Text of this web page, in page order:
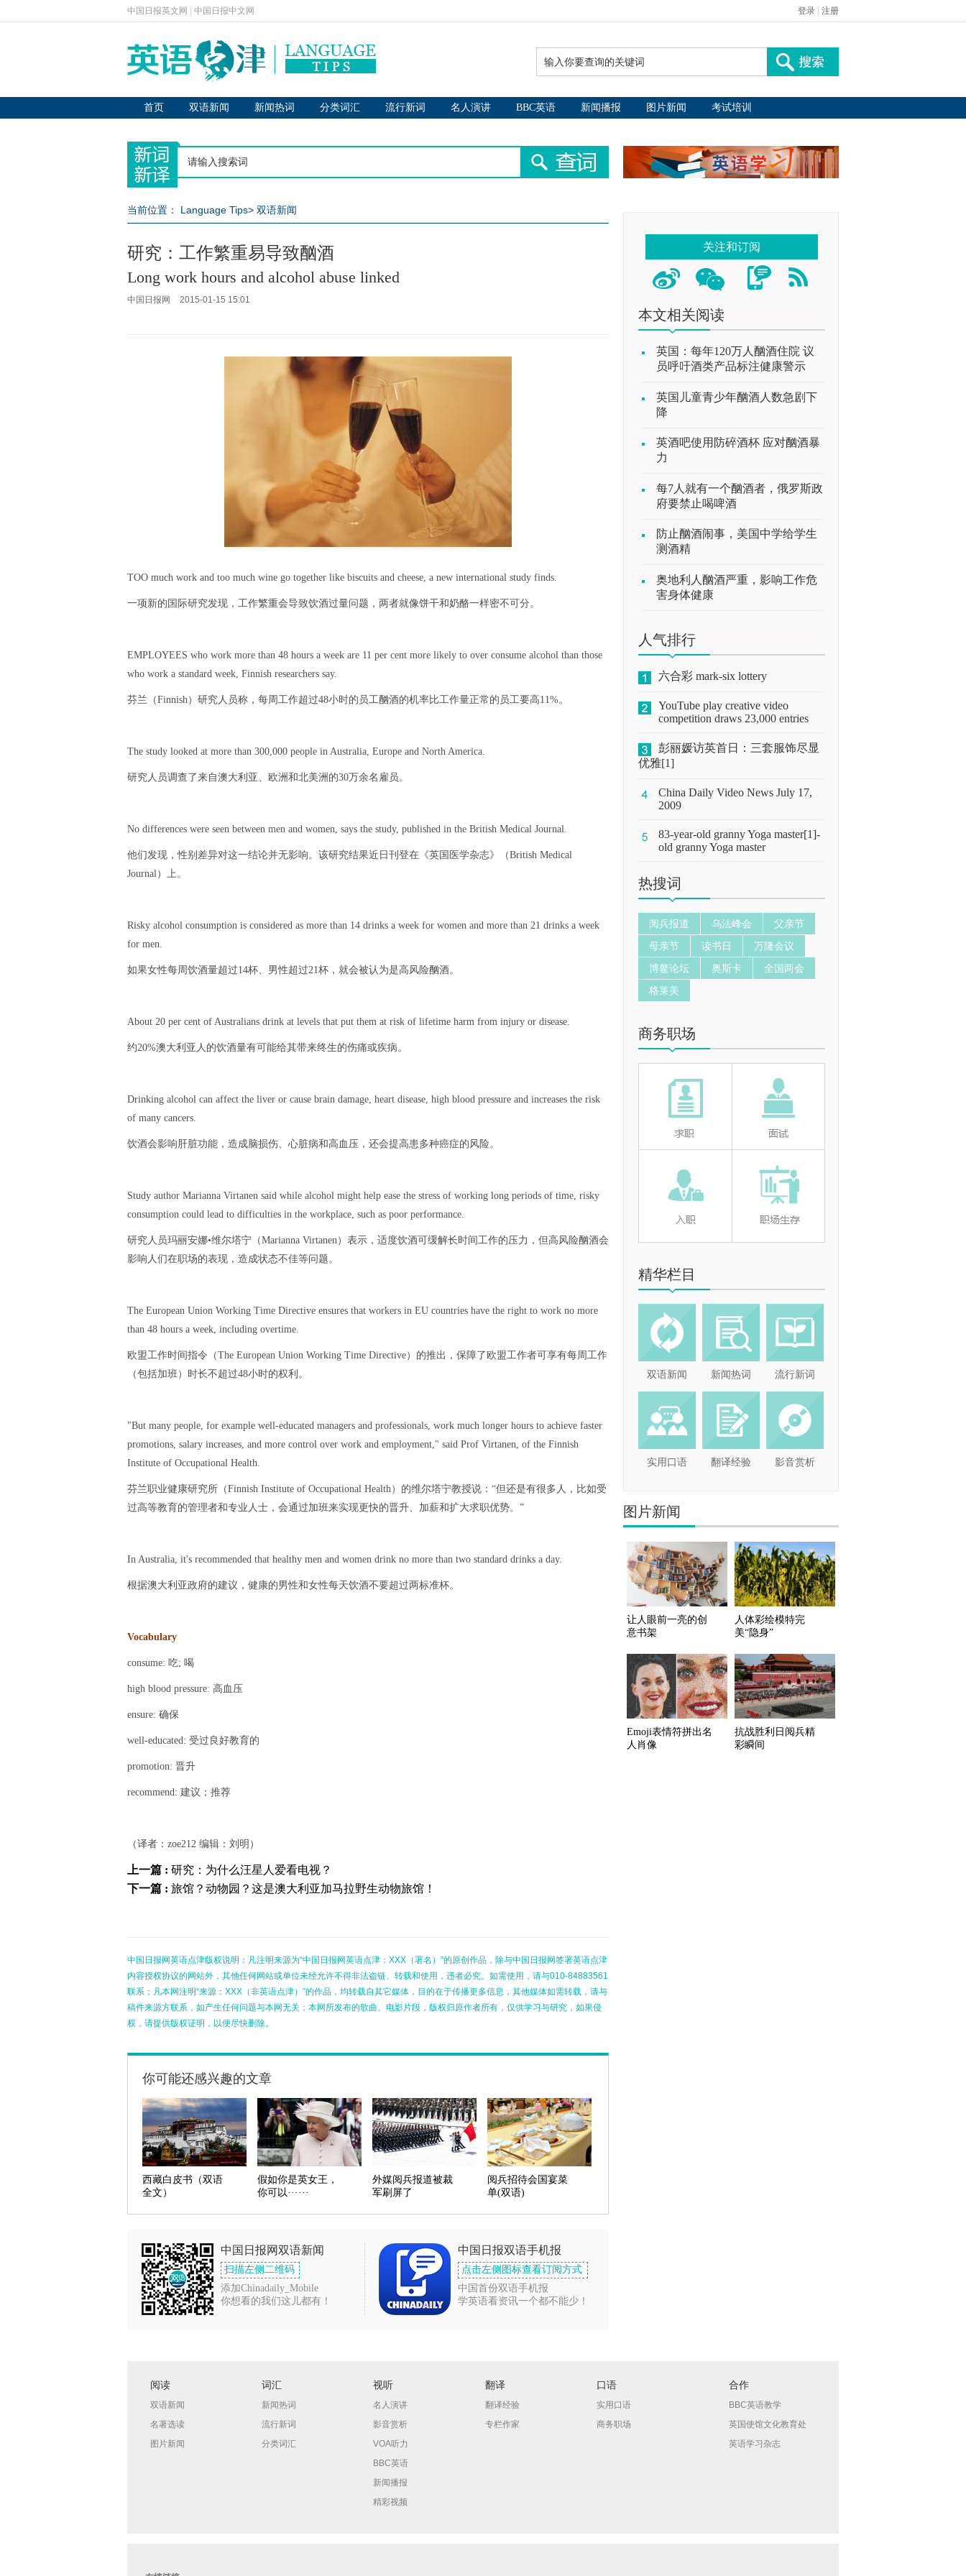
中国日报英文网 中国日报中文网 登录 注册
首页 双语新闻 新闻热词 分类词汇 流行新词 名人演讲 BBC英语 新闻播报 图片新闻 考试培训
当前位置： Language Tips> 双语新闻
研究：工作繁重易导致酗酒
Long work hours and alcohol abuse linked
中国日报网 2015-01-15 15:01
TOO much work and too much wine go together like biscuits and cheese, a new international study finds.
一项新的国际研究发现，工作繁重会导致饮酒过量问题，两者就像饼干和奶酪一样密不可分。
EMPLOYEES who work more than 48 hours a week are 11 per cent more likely to over consume alcohol than those
who work a standard week, Finnish researchers say.
芬兰（Finnish）研究人员称，每周工作超过48小时的员工酗酒的机率比工作量正常的员工要高11%。
The study looked at more than 300,000 people in Australia, Europe and North America.
研究人员调查了来自澳大利亚、欧洲和北美洲的30万余名雇员。
No differences were seen between men and women, says the study, published in the British Medical Journal.
他们发现，性别差异对这一结论并无影响。该研究结果近日刊登在《英国医学杂志》（British Medical
Journal）上。
Risky alcohol consumption is considered as more than 14 drinks a week for women and more than 21 drinks a week
for men.
如果女性每周饮酒量超过14杯、男性超过21杯，就会被认为是高风险酗酒。
About 20 per cent of Australians drink at levels that put them at risk of lifetime harm from injury or disease.
约20%澳大利亚人的饮酒量有可能给其带来终生的伤痛或疾病。
Drinking alcohol can affect the liver or cause brain damage, heart disease, high blood pressure and increases the risk
of many cancers.
饮酒会影响肝脏功能，造成脑损伤、心脏病和高血压，还会提高患多种癌症的风险。
Study author Marianna Virtanen said while alcohol might help ease the stress of working long periods of time, risky
consumption could lead to difficulties in the workplace, such as poor performance.
研究人员玛丽安娜•维尔塔宁（Marianna Virtanen）表示，适度饮酒可缓解长时间工作的压力，但高风险酗酒会
影响人们在职场的表现，造成状态不佳等问题。
The European Union Working Time Directive ensures that workers in EU countries have the right to work no more
than 48 hours a week, including overtime.
欧盟工作时间指令（The European Union Working Time Directive）的推出，保障了欧盟工作者可享有每周工作
（包括加班）时长不超过48小时的权利。
"But many people, for example well-educated managers and professionals, work much longer hours to achieve faster
promotions, salary increases, and more control over work and employment," said Prof Virtanen, of the Finnish
Institute of Occupational Health.
芬兰职业健康研究所（Finnish Institute of Occupational Health）的维尔塔宁教授说：“但还是有很多人，比如受
过高等教育的管理者和专业人士，会通过加班来实现更快的晋升、加薪和扩大求职优势。”
In Australia, it's recommended that healthy men and women drink no more than two standard drinks a day.
根据澳大利亚政府的建议，健康的男性和女性每天饮酒不要超过两标准杯。
Vocabulary
consume: 吃; 喝
high blood pressure: 高血压
ensure: 确保
well-educated: 受过良好教育的
promotion: 晋升
recommend: 建议；推荐
（译者：zoe212 编辑：刘明）
上一篇 : 研究：为什么汪星人爱看电视？
下一篇 : 旅馆？动物园？这是澳大利亚加马拉野生动物旅馆！
中国日报网英语点津版权说明：凡注明来源为“中国日报网英语点津：XXX（署名）”的原创作品，除与中国日报网签署英语点津
内容授权协议的网站外，其他任何网站或单位未经允许不得非法盗链、转载和使用，违者必究。如需使用，请与010-84883561
联系；凡本网注明“来源：XXX（非英语点津）”的作品，均转载自其它媒体，目的在于传播更多信息，其他媒体如需转载，请与
稿件来源方联系，如产生任何问题与本网无关；本网所发布的歌曲、电影片段，版权归原作者所有，仅供学习与研究，如果侵
权，请提供版权证明，以便尽快删除。
你可能还感兴趣的文章
西藏白皮书（双语
全文）
假如你是英女王，
你可以······
外媒阅兵报道被裁
军刷屏了
阅兵招待会国宴菜
单(双语)
中国日报网双语新闻
扫描左侧二维码
添加Chinadaily_Mobile
你想看的我们这儿都有！
中国日报双语手机报
点击左侧图标查看订阅方式
中国首份双语手机报
学英语看资讯一个都不能少！
关注和订阅
本文相关阅读
英国：每年120万人酗酒住院 议
员呼吁酒类产品标注健康警示
英国儿童青少年酗酒人数急剧下
降
英酒吧使用防碎酒杯 应对酗酒暴
力
每7人就有一个酗酒者，俄罗斯政
府要禁止喝啤酒
防止酗酒闹事，美国中学给学生
测酒精
奥地利人酗酒严重，影响工作危
害身体健康
人气排行
六合彩 mark-six lottery
YouTube play creative video
competition draws 23,000 entries
彭丽媛访英首日：三套服饰尽显
优雅[1]
China Daily Video News July 17,
2009
83-year-old granny Yoga master[1]-
old granny Yoga master
热搜词
阅兵报道 乌法峰会
父亲节
母亲节
读书日
万隆会议
博鳌论坛
奥斯卡
全国两会
格莱美
商务职场
精华栏目
双语新闻 新闻热词 流行新词
实用口语 翻译经验 影音赏析
图片新闻
让人眼前一亮的创
意书架
人体彩绘模特完
美“隐身”
Emoji表情符拼出名
人肖像
抗战胜利日阅兵精
彩瞬间
阅读
双语新闻
名著选读
图片新闻
词汇
新闻热词
流行新词
分类词汇
视听
名人演讲
影音赏析
VOA听力
BBC英语
新闻播报
精彩视频
翻译
翻译经验
专栏作家
口语
实用口语
商务职场
合作
BBC英语教学
英国使馆文化教育处
英语学习杂志